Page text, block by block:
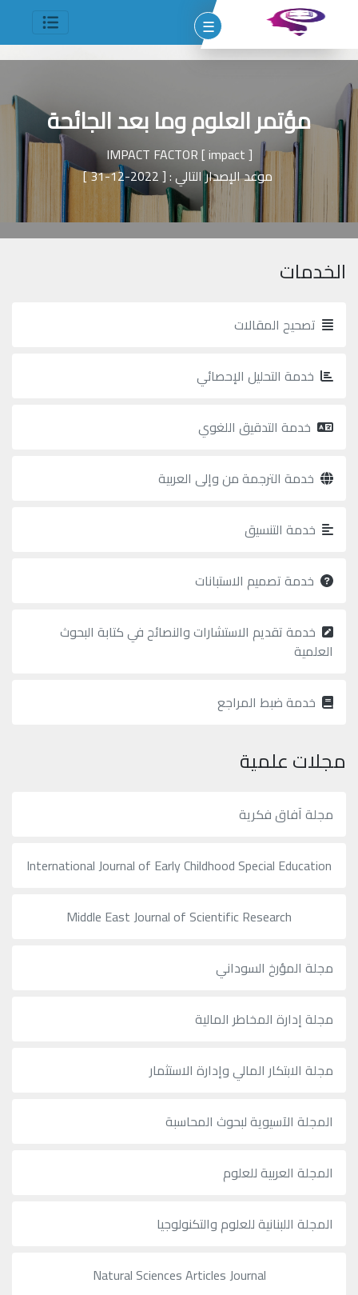
الحقوق
Mejsp.com©
☰
مؤتمر العلوم وما بعد الجائحة
IMPACT FACTOR[impact]
موعد الإصدار التالي :[
2022-12-31
]
الخدمات
تصحيح المقالات
خدمة التحليل الإحصائي
خدمة التدقيق اللغوي
خدمة الترجمة من وإلى العربية
خدمة التنسيق
خدمة تصميم الاستبانات
خدمة تقديم الاستشارات والنصائح في كتابة البحوث
العلمية
خدمة ضبط المراجع
مجلات علمية
مجلة آفاق فكرية
International Journal of Early Childhood Special Education
Middle East Journal of Scientific Research
مجلة المؤرخ السوداني
مجلة إدارة المخاطر المالية
مجلة الابتكار المالي وإدارة الاستثمار
المجلة الآسيوية لبحوث المحاسبة
المجلة العربية للعلوم
المجلة اللبنانية للعلوم والتكنولوجيا
Natural Sciences Articles Journal